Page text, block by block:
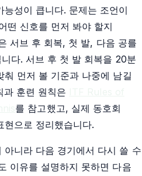
성이 큽니다. 문제는 조언이
떤 신호를 먼저 봐야 할지
서브 후 회복, 첫 발, 다음 공를
다. 서브 후 첫 발 회복을 20분
먼저 볼 기준과 나중에 남길
과 훈련 원칙은
를 참고했고, 실제 동호회
으로 정리했습니다.
아니라 다음 경기에서 다시 쓸 수
이유를 설명하지 못하면 다음